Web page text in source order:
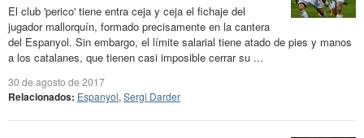
El club 'perico' tiene entra ceja y ceja el fichaje del
jugador mallorquín, formado precisamente en la cantera
del Espanyol. Sin embargo, el límite salarial tiene atado de pies y manos
a los catalanes, que tienen casi imposible cerrar su ...
30 de agosto de 2017
Relacionados: Espanyol, Sergi Darder